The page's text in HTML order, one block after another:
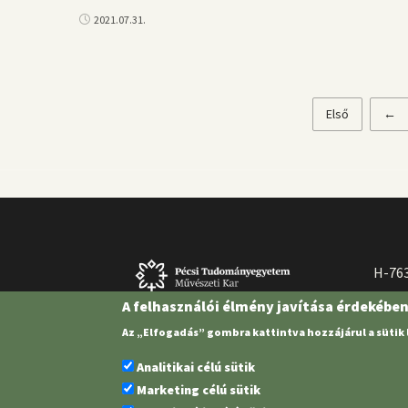
2021.07.31.
Első
oldal
Első
Előző
oldal
←
H-
A felhasználói élmény javítása
Az „Elfogadás” gombra kattintva hozzájárul a
Analitikai célú sütik
Marketing célú sütik